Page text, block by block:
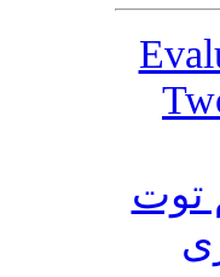
توت